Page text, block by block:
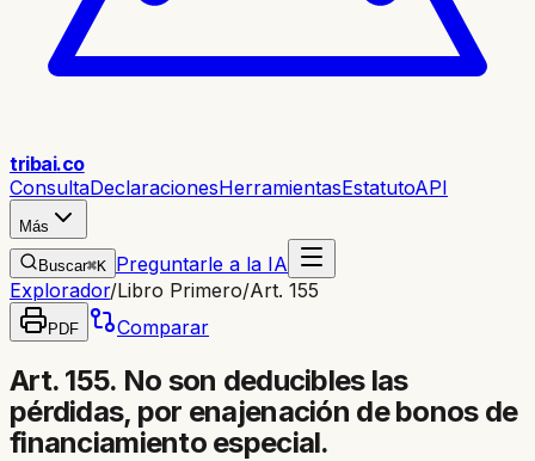
tribai.co
ConsultaDeclaracionesHerramientasEstatutoAPI
Más
Buscar⌘K Preguntarle a la IA
Explorador/Libro Primero/Art. 155
PDF Comparar
Art. 155. No son deducibles las
pérdidas, por enajenación de bonos de
financiamiento especial.